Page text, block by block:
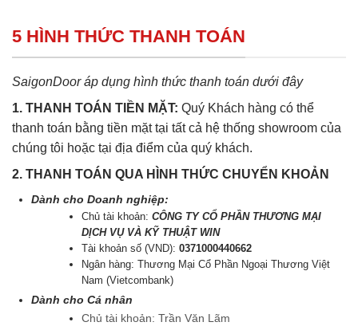
5 HÌNH THỨC THANH TOÁN
SaigonDoor áp dụng hình thức thanh toán dưới đây
1. THANH TOÁN TIỀN MẶT: Quý Khách hàng có thể
thanh toán bằng tiền mặt tại tất cả hệ thống showroom của
chúng tôi hoặc tại địa điểm của quý khách.
2. THANH TOÁN QUA HÌNH THỨC CHUYỂN KHOẢN
Dành cho Doanh nghiệp:
Chủ tài khoản:CÔNG TY CỔ PHẦN THƯƠNG MẠI
DỊCH VỤ VÀ KỸ THUẬT WIN
Tài khoản số (VND):0371000440662
Ngân hàng: Thương Mại Cổ Phần Ngoại Thương Việt
Nam (Vietcombank)
Dành cho Cá nhân
Chủ tài khoản: Trần Văn Lãm